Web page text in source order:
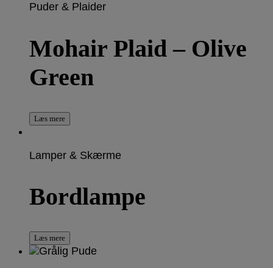
Puder & Plaider
Mohair Plaid – Olive
Green
Læs mere
Lamper & Skærme
Bordlampe
Læs mere